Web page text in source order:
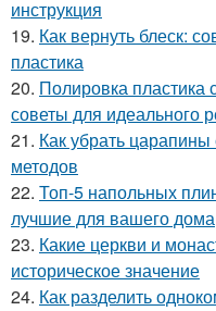
инструкция
19. Как вернуть блеск:
пластика
20. Полировка пластика
советы для идеального
21. Как убрать
методов
22. Топ-5 напольных
лучшие для вашего дома
23. Какие церкви и
историческое значение
24. Как разделить